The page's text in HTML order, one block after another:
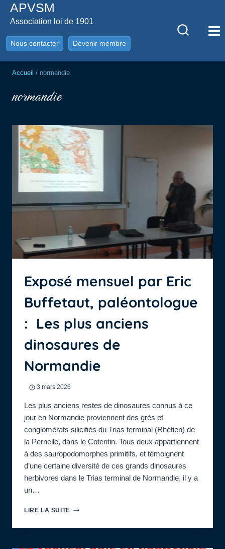
AllerAPVSM
Association loi de 1901
Nous contacter Devenir membre
Accueil / normandie
normandie
Exposé mensuel par Eric
Buffetaut, paléontologue
: Les plus anciens
dinosaures de
Normandie
3 mars 2026
Les plus anciens restes de dinosaures connus à ce
jour en Normandie proviennent des grès et
conglomérats silicifiés du Trias terminal (Rhétien) de
la Pernelle, dans le Cotentin. Tous deux appartiennent
à des sauropodomorphes primitifs, et témoignent
d’une certaine diversité de ces grands dinosaures
herbivores dans le Trias terminal de Normandie, il y a
un…
LIRE LA SUITEEXPOSÉ
PAR